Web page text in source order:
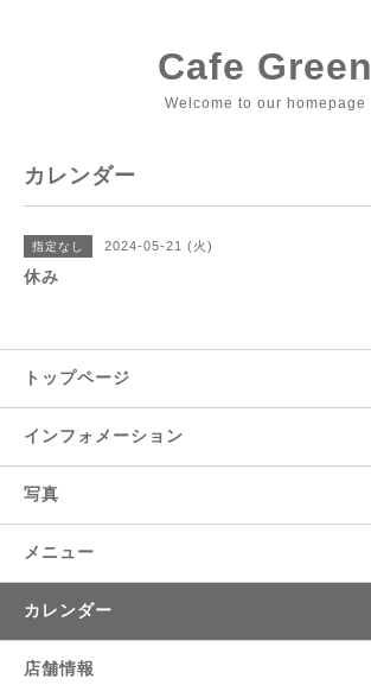
Cafe Green
Welcome to our homepage
カレンダー
指定なし 2024-05-21 (火)
休み
トップページ
インフォメーション
写真
メニュー
カレンダー
店舗情報